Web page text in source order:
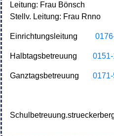
Leitung: Frau Bönsch
Stellv. Leitung: Frau Rnno
Einrichtungsleitung
Halbtagsbetreuung
Ganztagsbetreuung